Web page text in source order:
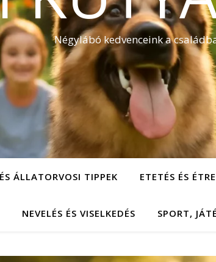
Négylábó kedvenceink a
ÁLLATORVOSI TIPPEK ETETÉS ÉS
NEVELÉS ÉS VISELKEDÉS SPORT,